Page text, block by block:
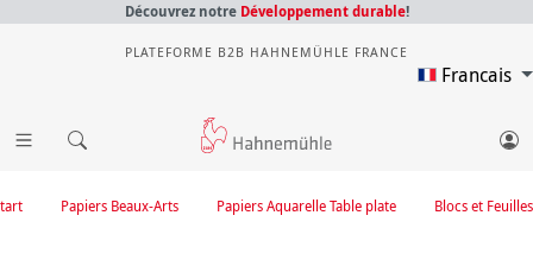
Découvrez notre Développement durable!
PLATEFORME B2B HAHNEMÜHLE FRANCE
Francais
Blocs et Feuilles
Papiers Aquarelle Table plate
Papiers Beaux-Arts